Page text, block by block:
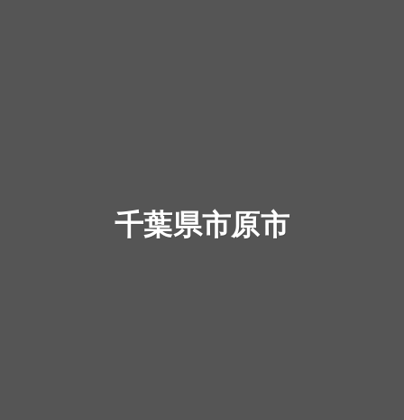
千葉県市原市